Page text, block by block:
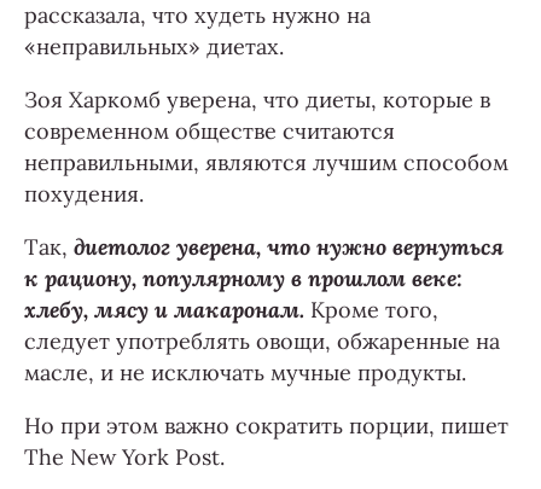
рассказала, что худеть нужно на
«неправильных» диетах.
Зоя Харкомб уверена, что диеты, которые в
современном обществе считаются
неправильными, являются лучшим способом
похудения.
Так, диетолог уверена, что нужно вернуться
к рациону, популярному в прошлом веке:
хлебу, мясу и макаронам. Кроме того,
следует употреблять овощи, обжаренные на
масле, и не исключать мучные продукты.
Но при этом важно сократить порции, пишет
The New York Post.